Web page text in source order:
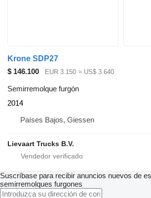
Krone SDP27
$ 146.100
EUR 3.150 ≈ US$ 3.640
Semirremolque furgón
2014
Países Bajos, Giessen
Lievaart Trucks B.V.
Suscríbase para recibir anuncios nuevos de
semirremolques furgones